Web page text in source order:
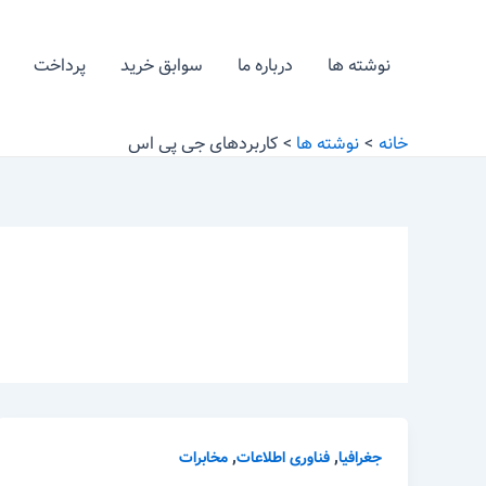
نوشته ها درباره ما سوابق خرید پرداخت
خانه نوشته ها کاربردهای جی پی اس
جغرافیا,فناوری اطلاعات,مخابرات